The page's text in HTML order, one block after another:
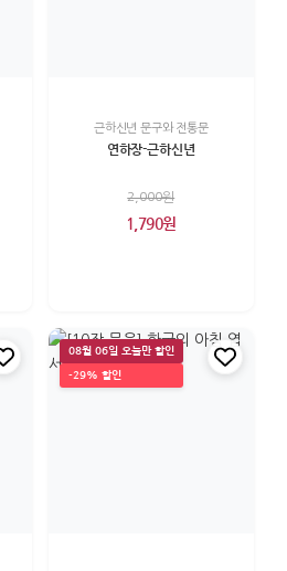
근하신년 문구와 전통문
연하장-근하신년
2,000원
1,790원
08월 06일 오늘만 할인
-29% 할인